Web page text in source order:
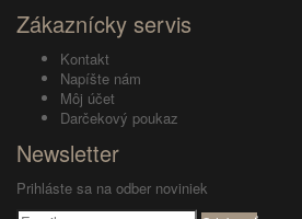
Zákaznícky servis
Kontakt
Napíšte nám
Môj účet
Darčekový poukaz
Newsletter
Prihláste sa na odber noviniek